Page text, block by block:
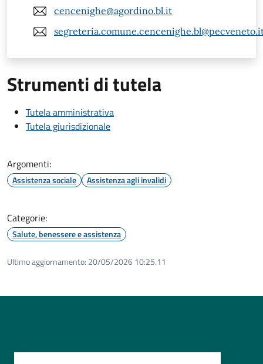
cencenighe@agordino.bl.it
Strumenti di tutela
Tutela amministrativa
Tutela giurisdizionale
Argomenti:
Assistenza sociale Assistenza agli invalidi
Categorie:
Salute, benessere e assistenza
Ultimo aggiornamento: 20/05/2026 10:25.11